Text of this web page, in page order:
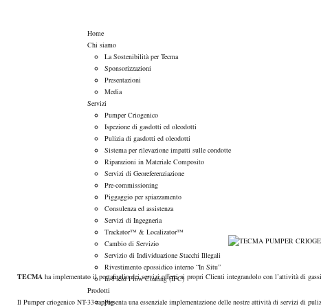
Home
Chi siamo
La Sostenibilità per Tecma
Sponsorizzazioni
Presentazioni
Media
Servizi
Pumper Criogenico
Ispezione di gasdotti ed oleodotti
Pulizia di gasdotti ed oleodotti
Sistema per rilevazione impatti sulle condotte
Riparazioni in Materiale Composito
Servizi di Georeferenziazione
Pre-commissioning
Piggaggio per spiazzamento
Consulenza ed assistenza
Servizi di Ingegneria
Trackator™ & Localizator™
Cambio di Servizio
Servizio di Individuazione Stacchi Illegali
Rivestimento epossidico interno “In Situ”
In-Field Flow Coating (IFC)
Prodotti
Pig
TECMA ha implementato il portafoglio dei servizi offerti ai propri Clienti integrandolo con l’attività di
Il Pumper criogenico NT-33 rappresenta una essenziale implementazione delle nostre attività di servizi di